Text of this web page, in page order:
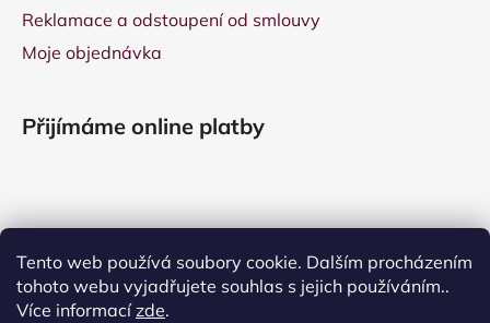
Tento web používá soubory cookie. Dalším procházením
tohoto webu vyjadřujete souhlas s jejich používáním..
Více informacízde.
Reklamace a odstoupení od smlouvy
Moje objednávka
Přijímáme online platby